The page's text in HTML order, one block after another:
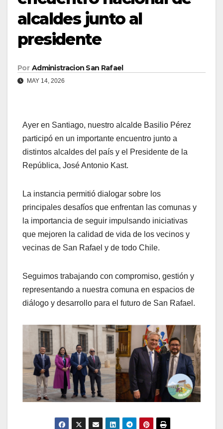
alcaldes junto al
presidente
Por Administracion San Rafael
MAY 14, 2026
Ayer en Santiago, nuestro alcalde Basilio Pérez
participó en un importante encuentro junto a
distintos alcaldes del país y el Presidente de la
República, José Antonio Kast.
La instancia permitió dialogar sobre los
principales desafíos que enfrentan las comunas y
la importancia de seguir impulsando iniciativas
que mejoren la calidad de vida de los vecinos y
vecinas de San Rafael y de todo Chile.
Seguimos trabajando con compromiso, gestión y
representando a nuestra comuna en espacios de
diálogo y desarrollo para el futuro de San Rafael.